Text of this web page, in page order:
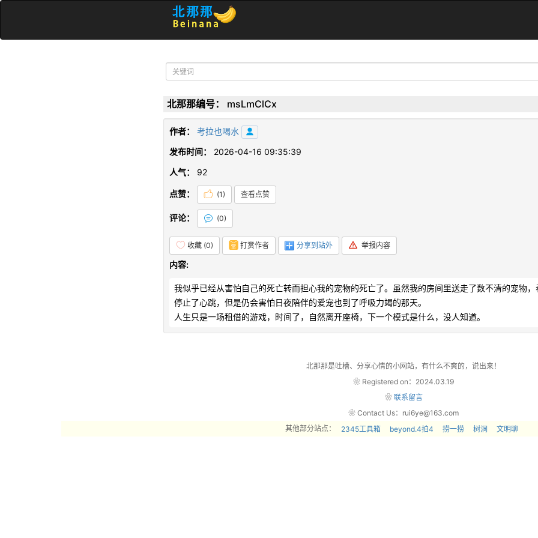
北那那编号： msLmClCx
作者： 考拉也喝水
发布时间：
2026-04-16 09:35:39
人气：
92
点赞： (1) 查看点赞
评论： (0)
收藏 (0) 打赏作者 分享到站外 举报内容
内容:
我似乎已经从害怕自己的死亡转而担心我的宠物的死亡了。虽然我的房间里送走了数不清的宠物
停止了心跳，但是仍会害怕日夜陪伴的爱宠也到了呼吸力竭的那天。
人生只是一场租借的游戏，时间了，自然离开座椅，下一个模式是什么，没人知道。
北那那是吐槽、分享心情的小网站，有什么不爽的，说出来！
❀ Registered on：2024.03.19
❀ 联系留言
❀ Contact Us：rui6ye@163.com
其他部分站点：
2345工具箱 beyond.4拍4 捞一捞 树洞 文明聊